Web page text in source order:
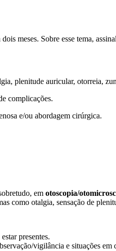
meses. Sobre esse tema,
plenitude auricular, otorreia,
complicações.
e/ou abordagem cirúrgica.
em otoscopia/
como otalgia, sensação de
presentes.
vigilância e situações